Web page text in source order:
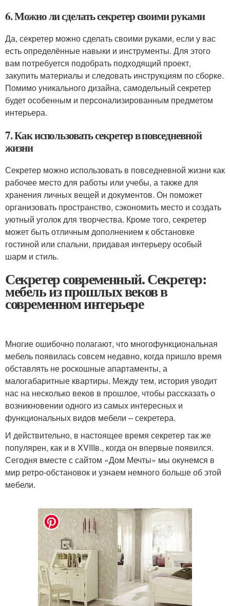
6. Можно ли сделать секретер своими руками
Да, секретер можно сделать своими руками, если у вас
есть определённые навыки и инструменты. Для этого
вам потребуется подобрать подходящий проект,
закупить материалы и следовать инструкциям по сборке.
Помимо уникального дизайна, самодельный секретер
будет особенным и персонализированным предметом
интерьера.
7. Как использовать секретер в повседневной
жизни
Секретер можно использовать в повседневной жизни как
рабочее место для работы или учебы, а также для
хранения личных вещей и документов. Он поможет
организовать пространство, сэкономить место и создать
уютный уголок для творчества. Кроме того, секретер
может быть отличным дополнением к обстановке
гостиной или спальни, придавая интерьеру особый
шарм и стиль.
Секретер современный. Секретер:
мебель из прошлых веков в
современном интерьере
Многие ошибочно полагают, что многофункциональная
мебель появилась совсем недавно, когда пришло время
обставлять не роскошные апартаменты, а
малогабаритные квартиры. Между тем, история уводит
нас на несколько веков в прошлое, чтобы рассказать о
возникновении одного из самых интересных и
функциональных видов мебели – секретера.
И действительно, в настоящее время секретер так же
популярен, как и в XVIIIв., когда он впервые появился.
Сегодня вместе с сайтом «Дом Мечты» мы окунемся в
мир ретро-обстановок и узнаем немного больше об этой
мебели.